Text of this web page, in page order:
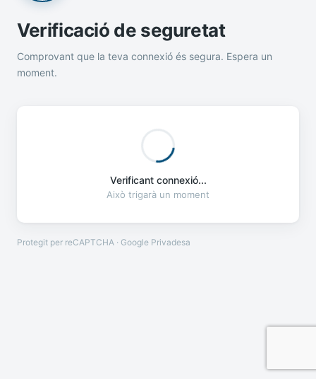
Verificació de seguretat
Comprovant que la teva connexió és segura. Espera un
moment.
Verificant connexió...
Això trigarà un moment
Protegit per reCAPTCHA · Google Privadesa